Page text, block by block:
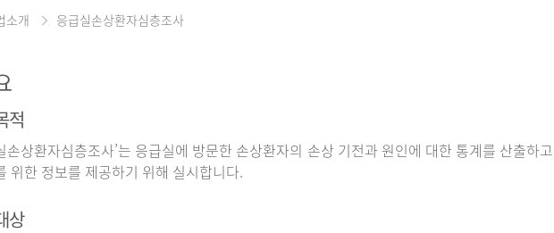
소개 응급실손상환자심층조사
적
손상환자심층조사’는 응급실에 방문한 손상환자의 손상 기전과 원인에 대한 통계를 산출하
위한 정보를 제공하기 위해 실시합니다.
상